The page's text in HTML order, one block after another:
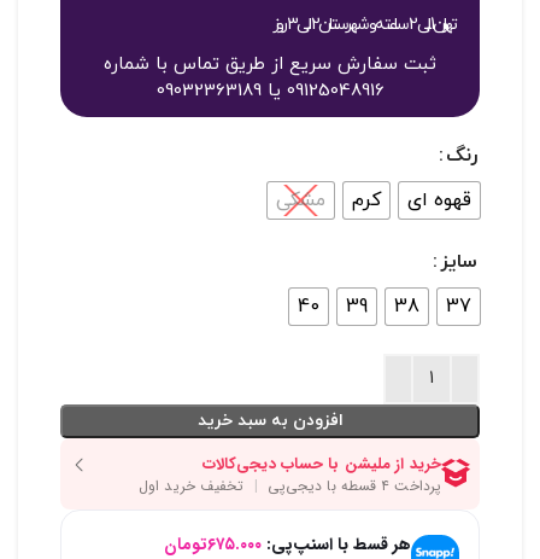
تهران 1 الی 2 ساعته و شهرستان 2 الی 3 روز
ثبت سفارش سریع از طریق تماس با شماره
09125048916 یا 09032363189
رنگ
قهوه ای
کرم مشکی
سایز
37
38
39
40
افزودن به سبد خرید
هر قسط با اسنپ‌پی: ۶۷۵.۰۰۰تومان